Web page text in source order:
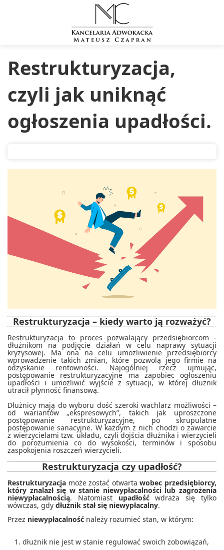
Restrukturyzacja,
czyli jak uniknąć
ogłoszenia upadłości.
Restrukturyzacja – kiedy warto ją rozważyć?
Restrukturyzacja to proces pozwalający przedsiębiorcom -
dłużnikom na podjęcie działań w celu naprawy sytuacji
kryzysowej. Ma ona na celu umożliwienie przedsiębiorcy
wprowadzenie takich zmian, które pozwolą jego firmie na
odzyskanie rentowności. Najogólniej rzecz ujmując,
postępowanie restrukturyzacyjne ma zapobiec ogłoszeniu
upadłości i umożliwić wyjście z sytuacji, w której dłużnik
utracił płynność finansową.
Dłużnicy mają do wyboru dość szeroki wachlarz możliwości –
od wariantów „ekspresowych”, takich jak uproszczone
postępowanie restrukturyzacyjne, po skrupulatne
postępowanie sanacyjne. W każdym z nich chodzi o zawarcie
z wierzycielami tzw. układu, czyli dojścia dłużnika i wierzycieli
do porozumienia co do wysokości, terminów i sposobu
zaspokojenia roszczeń wierzycieli.
Restrukturyzacja czy upadłość?
Restrukturyzacja może zostać otwartawobec przedsiębiorcy,
który znalazł się w stanie niewypłacalności lub zagrożenia
niewypłacalnością. Natomiast upadłośćwdraża się tylko
wówczas, gdy dłużnik stał się niewypłacalny.
Przez niewypłacalność należy rozumieć stan, w którym:
dłużnik nie jest w stanie regulować swoich zobowiązań,